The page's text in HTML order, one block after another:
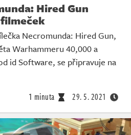
Hired Gun
Necromunda: Hired Gun,
Warhammeru 40,000 a
id Software, se připravuje na
1 minuta 29. 5. 2021